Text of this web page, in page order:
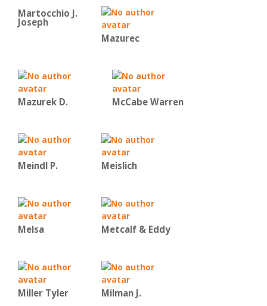
Martocchio J.
Joseph
Mazurec
Mazurek D. McCabe Warren
Meindl P. Meislich
Melsa Metcalf & Eddy
Miller Tyler Milman J.